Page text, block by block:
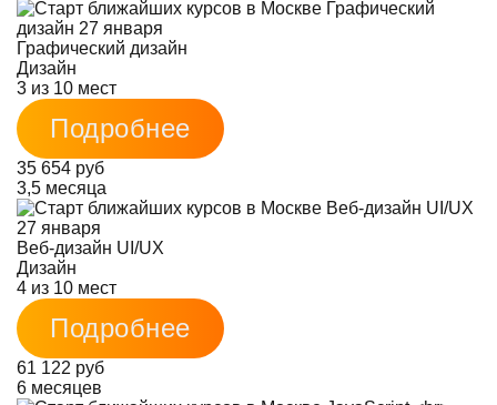
Графический дизайн
Дизайн
3 из 10 мест
Подробнее
35 654 руб
3,5 месяца
Веб-дизайн UI/UX
Дизайн
4 из 10 мест
Подробнее
61 122 руб
6 месяцев